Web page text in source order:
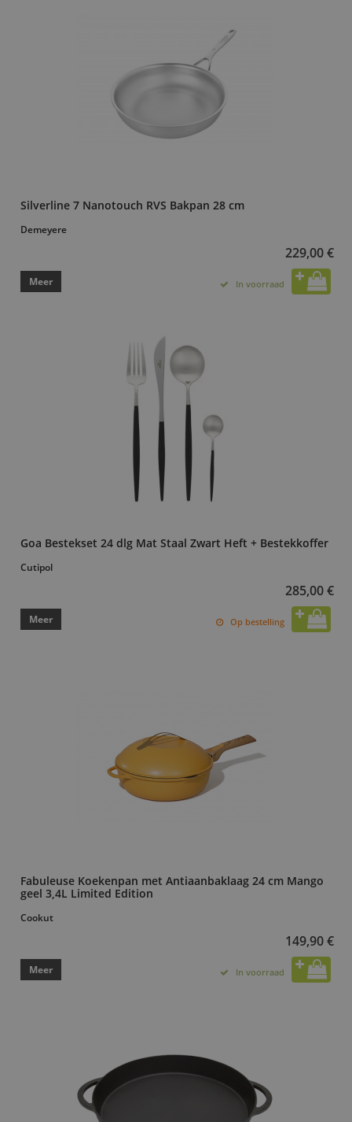
Silverline 7 Nanotouch RVS Bakpan 28 cm
Demeyere
229,00 €
Meer In voorraad
Goa Bestekset 24 dlg Mat Staal Zwart Heft + Bestekkoffer
Cutipol
285,00 €
Meer Op bestelling
Fabuleuse Koekenpan met Antiaanbaklaag 24 cm Mango
geel 3,4L Limited Edition
Cookut
149,90 €
Meer In voorraad